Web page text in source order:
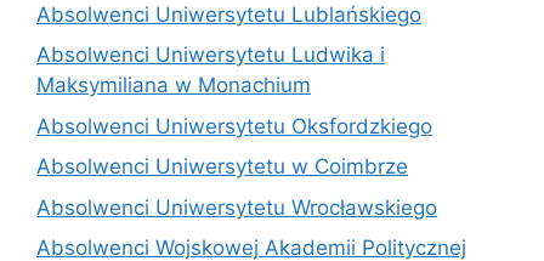
Absolwenci Uniwersytetu Lublańskiego
Absolwenci Uniwersytetu Ludwika i
Maksymiliana w Monachium
Absolwenci Uniwersytetu Oksfordzkiego
Absolwenci Uniwersytetu w Coimbrze
Absolwenci Uniwersytetu Wrocławskiego
Absolwenci Wojskowej Akademii Politycznej